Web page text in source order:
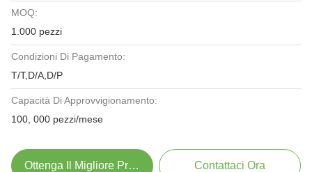
MOQ:
1.000 pezzi
Condizioni Di Pagamento:
T/T,D/A,D/P
Capacità Di Approvvigionamento:
100, 000 pezzi/mese
Ottenga Il Migliore Prezzo Contattaci Ora